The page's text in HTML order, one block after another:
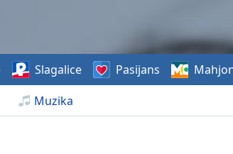
Muzika
Slagalice Pasijans